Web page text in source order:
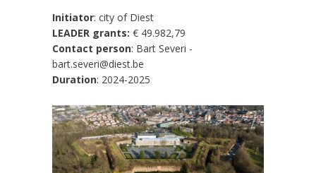
Initiator: city of Diest
LEADER grants: € 49.982,79
Contact person: Bart Severi -
bart.severi@diest.be
Duration: 2024-2025